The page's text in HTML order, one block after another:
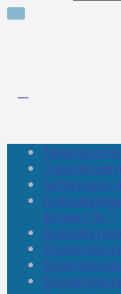
Бабаевская
филиал № 7